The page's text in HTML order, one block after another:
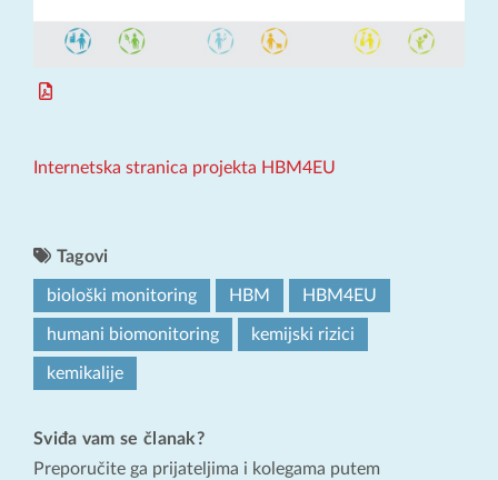
Internetska stranica projekta HBM4EU
Tagovi
biološki monitoring HBM HBM4EU
humani biomonitoring kemijski rizici
kemikalije
Sviđa vam se članak?
Preporučite ga prijateljima i kolegama putem